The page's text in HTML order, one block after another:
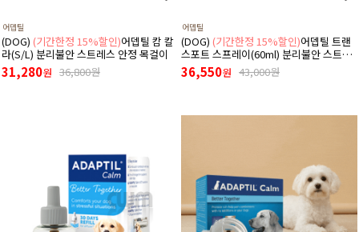
어뎁틸
(DOG) (기간한정 15%할인)어뎁틸 캄 칼
라(S/L) 분리불안 스트레스 안정 목걸이
31,280원 36,800원
어뎁틸
(DOG) (기간한정 15%할인)어뎁틸 트랜
스포트 스프레이(60ml) 분리불안 스트레
스 안정 스프레이
36,550원 43,000원